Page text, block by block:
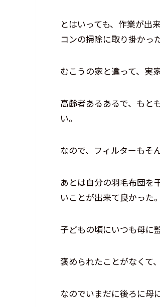
とはいっても、作業が出
コンの掃除に取り掛かった
むこうの家と違って、実
高齢者あるあるで、もと
い。
なので、フィルターもそ
あとは自分の羽毛布団を
いことが出来て良かった。
子どもの頃にいつも母に
褒められたことがなくて
なのでいまだに後ろに母